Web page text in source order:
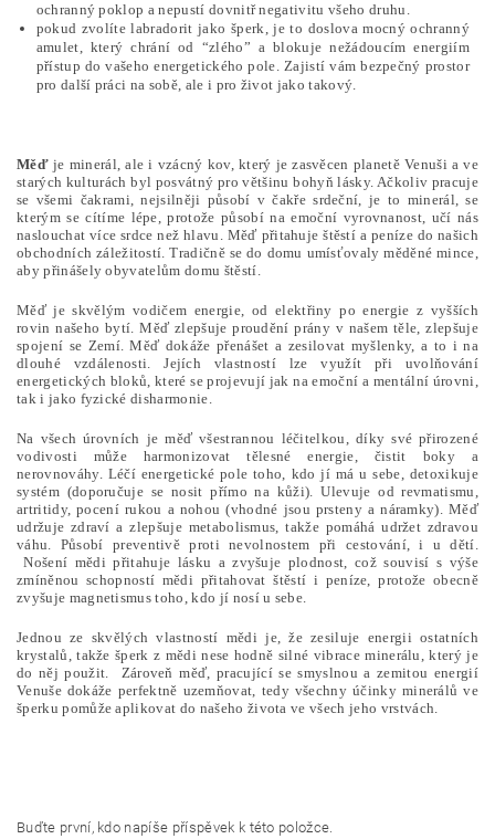
ochranný poklop a nepustí dovnitř negativitu všeho druhu.
pokud zvolíte labradorit jako šperk, je to doslova mocný ochranný
amulet, který chrání od “zlého” a blokuje nežádoucím energiím
přístup do vašeho energetického pole. Zajistí vám bezpečný prostor
pro další práci na sobě, ale i pro život jako takový.
Měď je minerál, ale i vzácný kov, který je zasvěcen planetě Venuši a ve
starých kulturách byl posvátný pro většinu bohyň lásky. Ačkoliv pracuje
se všemi čakrami, nejsilněji působí v čakře srdeční, je to minerál, se
kterým se cítíme lépe, protože působí na emoční vyrovnanost, učí nás
naslouchat více srdce než hlavu. Měď přitahuje štěstí a peníze do našich
obchodních záležitostí. Tradičně se do domu umísťovaly měděné mince,
aby přinášely obyvatelům domu štěstí.
Měď je skvělým vodičem energie, od elektřiny po energie z vyšších
rovin našeho bytí. Měď zlepšuje proudění prány v našem těle, zlepšuje
spojení se Zemí. Měď dokáže přenášet a zesilovat myšlenky, a to i na
dlouhé vzdálenosti. Jejích vlastností lze využít při uvolňování
energetických bloků, které se projevují jak na emoční a mentální úrovni,
tak i jako fyzické disharmonie.
Na všech úrovních je měď všestrannou léčitelkou, díky své přirozené
vodivosti může harmonizovat tělesné energie, čistit boky a
nerovnováhy. Léčí energetické pole toho, kdo jí má u sebe, detoxikuje
systém (doporučuje se nosit přímo na kůži). Ulevuje od revmatismu,
artritidy, pocení rukou a nohou (vhodné jsou prsteny a náramky). Měď
udržuje zdraví a zlepšuje metabolismus, takže pomáhá udržet zdravou
váhu. Působí preventivě proti nevolnostem při cestování, i u dětí.
Nošení mědi přitahuje lásku a zvyšuje plodnost, což souvisí s výše
zmíněnou schopností mědi přitahovat štěstí i peníze, protože obecně
zvyšuje magnetismus toho, kdo jí nosí u sebe.
Jednou ze skvělých vlastností mědi je, že zesiluje energii ostatních
krystalů, takže šperk z mědi nese hodně silné vibrace minerálu, který je
do něj použit. Zároveň měď, pracující se smyslnou a zemitou energií
Venuše dokáže perfektně uzemňovat, tedy všechny účinky minerálů ve
šperku pomůže aplikovat do našeho života ve všech jeho vrstvách.
Buďte první, kdo napíše příspěvek k této položce.